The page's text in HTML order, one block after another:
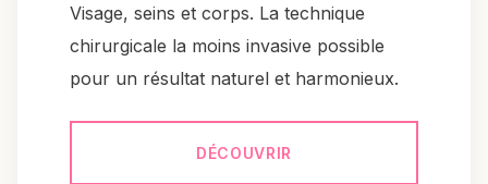
Visage, seins et corps. La technique
chirurgicale la moins invasive possible
pour un résultat naturel et harmonieux.
DÉCOUVRIR